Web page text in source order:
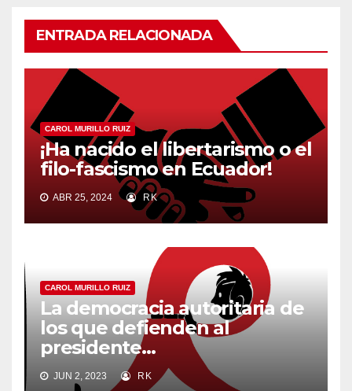
ENTRADA RELACIONADA
CAROL MURILLO RUIZ
¡Ha nacido el libertarismo o el
filo-fascismo en Ecuador!
ABR 25, 2024 RK
CAROL MURILLO RUIZ
La democracia autoritaria de
los que defienden al
presidente…
JUN 2, 2023 RK